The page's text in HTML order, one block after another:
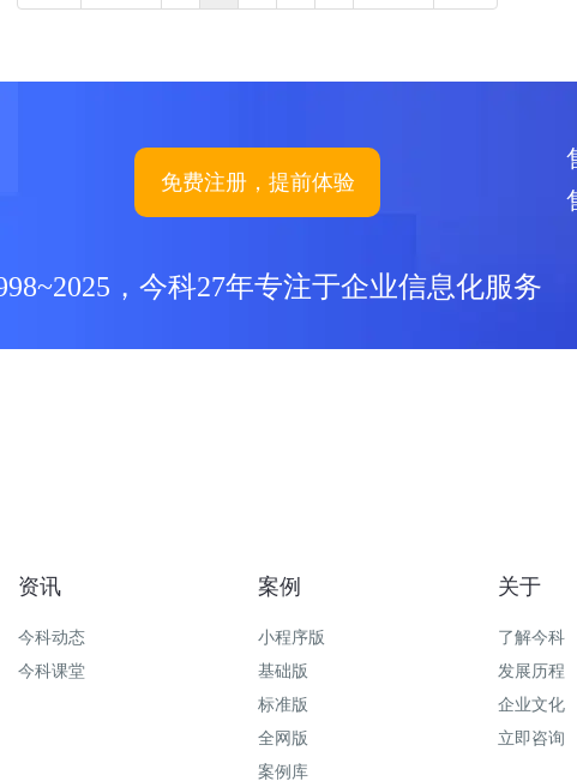
，今科27年专注于企业信息化服务
免费注册，提前体验
资讯
今科动态
今科课堂
案例
小程序版
基础版
标准版
全网版
案例库
关于
了解今科
发展历程
企业文化
立即咨询